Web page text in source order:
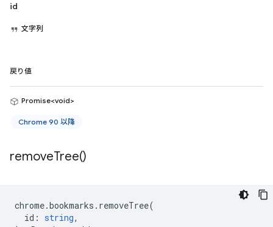
id
文字列
戻り値
Promise<void>
Chrome 90 以降
removeTree()
chrome.bookmarks . removeTree(
id : string,